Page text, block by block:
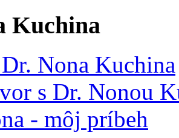
Kuchina
Nona Kuchina
s Dr. Nonou
- môj príbeh